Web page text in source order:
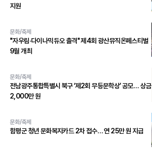
지원
문화/축제
"자우림·다이나믹듀오 출격" 제4회 광산뮤직온페스티벌
9월 개최
문화/축제
전남광주통합특별시 북구 ‘제2회 무등문학상’ 공모… 상금
2,000만 원
문화/축제
함평군 청년 문화복지카드 2차 접수… 연 25만 원 지급